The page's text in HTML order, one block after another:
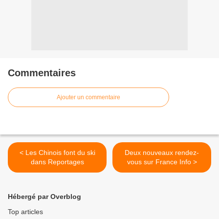
Commentaires
Ajouter un commentaire
< Les Chinois font du ski
dans Reportages
Deux nouveaux rendez-
vous sur France Info >
Hébergé par Overblog
Top articles